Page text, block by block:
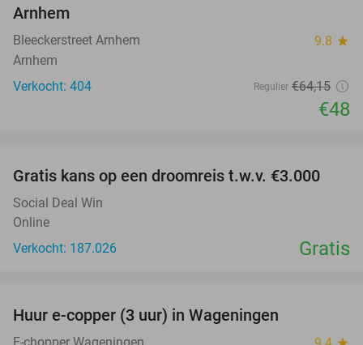
Arnhem
Bleeckerstreet Arnhem 9.8 star
Arnhem
Verkocht: 404
Regulier €64,15
€48
Gratis kans op een droomreis t.w.v. €3.000
Social Deal Win
Online
Verkocht: 187.026
Gratis
TODAY
Huur e-copper (3 uur) in Wageningen